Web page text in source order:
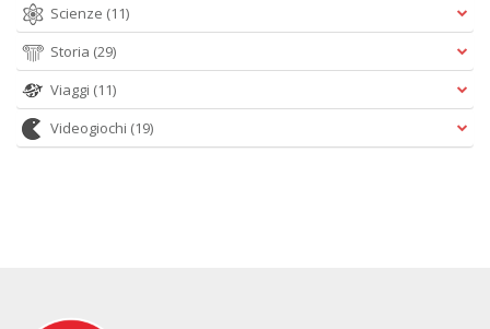
Scienze (11)
Storia (29)
Viaggi (11)
Videogiochi (19)